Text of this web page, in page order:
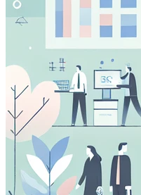
pertinenti su altri siti.
Questi cookie
regione in cui ti